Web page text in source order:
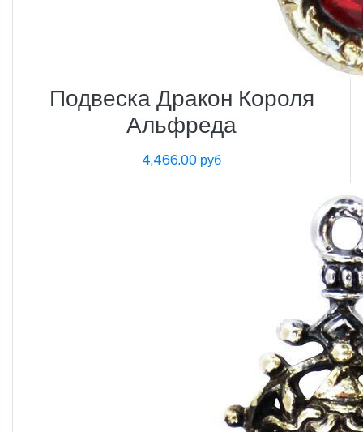
Подвеска Дракон Короля
Альфреда
4,466.00 руб